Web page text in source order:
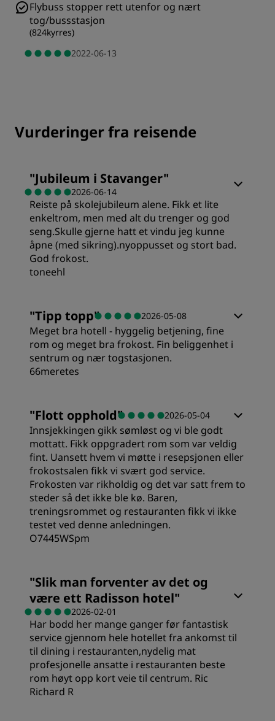
Flybuss stopper rett utenfor og nært
tog/bussstasjon
(824kyrres)
2022-06-13
Vurderinger fra reisende
"Jubileum i Stavanger"
2026-06-14
Reiste på skolejubileum alene. Fikk et lite
enkeltrom, men med alt du trenger og god
seng.Skulle gjerne hatt et vindu jeg kunne
åpne (med sikring).nyoppusset og stort bad.
God frokost.
toneehl
Verdi
Sted
Renslighet
Service
"Tipp topp" 2026-05-08
Meget bra hotell - hyggelig betjening, fine
rom og meget bra frokost. Fin beliggenhet i
sentrum og nær togstasjonen.
66meretes
Verdi
Sovekvalitet
Sted
Service
"Flott opphold" 2026-05-04
Innsjekkingen gikk sømløst og vi ble godt
mottatt. Fikk oppgradert rom som var veldig
fint. Uansett hvem vi møtte i resepsjonen eller
frokostsalen fikk vi svært god service.
Frokosten var rikholdig og det var satt frem to
steder så det ikke ble kø. Baren,
treningsrommet og restauranten fikk vi ikke
testet ved denne anledningen.
O7445WSpm
Verdi
Sovekvalitet
Sted
"Slik man forventer av det og
være ett Radisson hotel"
2026-02-01
Har bodd her mange ganger før fantastisk
service gjennom hele hotellet fra ankomst til
til dining i restauranten,nydelig mat
profesjonelle ansatte i restauranten beste
rom høyt opp kort veie til centrum. Ric
Richard R